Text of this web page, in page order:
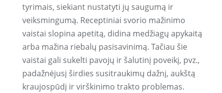
tyrimais, siekiant nustatyti jų saugumą ir
veiksmingumą. Receptiniai svorio mažinimo
vaistai slopina apetitą, didina medžiagų apykaitą
arba mažina riebalų pasisavinimą. Tačiau šie
vaistai gali sukelti pavojų ir šalutinį poveikį, pvz.,
padažnėjusį širdies susitraukimų dažnį, aukštą
kraujospūdį ir virškinimo trakto problemas.